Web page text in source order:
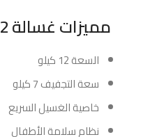
مميزات غسالة 12 كيلو حوضين دورا أبيض :
السعة 12 كيلو
سعة التجفيف 7 كيلو
خاصية الغسيل السريع
نظام سلامة الأطفال